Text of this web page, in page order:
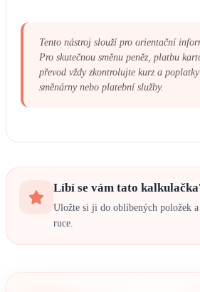
Tento nástroj slouží pro orientační
Pro skutečnou směnu peněz, platbu
převod vždy zkontrolujte kurz a
směnárny nebo platební služby.
Líbí se vám tato
Uložte si ji do oblíbených položek
ruce.